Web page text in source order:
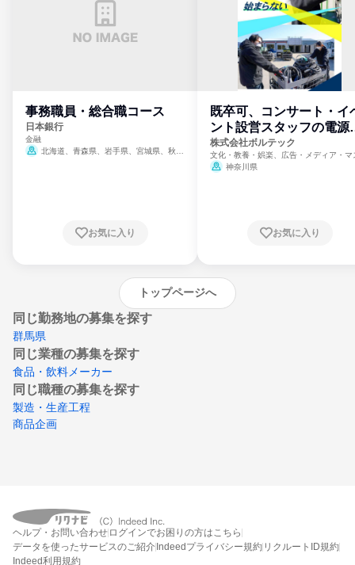
事務職員・総合職コース
日本銀行
金融
北海道、青森県、岩手県、宮城県、秋田
崎県、熊本県、大分県、宮崎県、鹿児島県、
お気に入り
既卒可、コンサート・イ
ント設営スタッフの電源
門
株式会社ボルテック
文化・教養・娯楽、広告・メディア・マ
ミ、電力・ガス・水道・エネルギー
神奈川県
お気に入り
トップページへ
同じ勤務地の募集を探す
群馬県
同じ業種の募集を探す
食品・飲料メーカー
同じ職種の募集を探す
製造・生産工程
商品企画
ヘルプ・お問い合わせ ログインでお困りの方はこちら
データを使ったサービスのご紹介Indeedプライバシー規約 リクルートID規約
Indeed利用規約